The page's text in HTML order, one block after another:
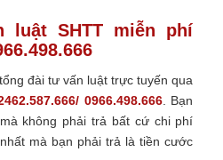
luật SHTT miễn phí
đài tư vấn luật trực tuyến qua
0966.498.666. Bạn
không phải trả bất cứ chi phí
mà bạn phải trả là tiền cước